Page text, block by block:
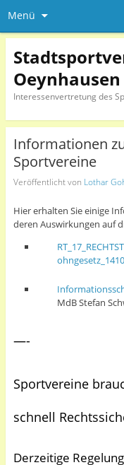
Menü
Oeynhausen
Interessenvertretung des
Informationen
Sportvereine
Veröffentlicht von Lothar
Hier erhalten Sie einige
deren Auswirkungen auf
MdB Stefan
—-
Sportvereine
schnell
Derzeitige